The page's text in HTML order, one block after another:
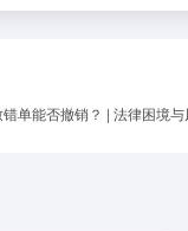
单能否撤销？ | 法律困境